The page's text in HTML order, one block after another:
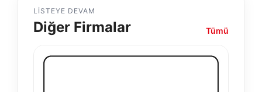
LISTEYE DEVAM
Diğer Firmalar Tümü